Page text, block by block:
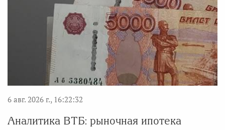
6 авг. 2026 г., 16:22:32
Аналитика ВТБ: рыночная ипотека